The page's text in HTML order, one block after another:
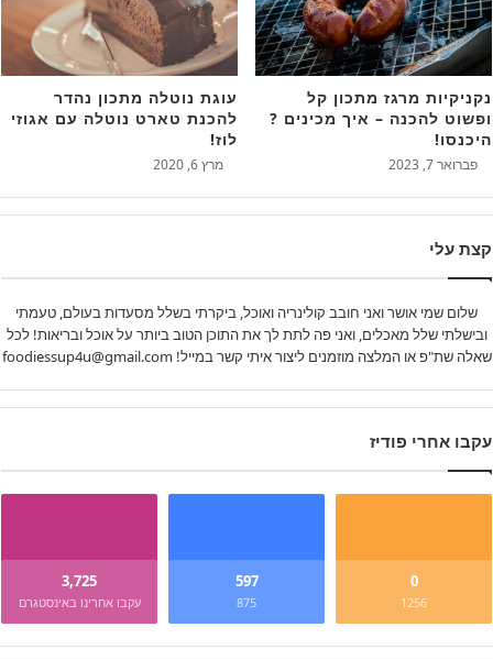
נקניקיות מרגז מתכון קל
ופשוט להכנה – איך מכינים ?
היכנסו!
פברואר 7, 2023
עוגת נוטלה מתכון נהדר
להכנת טארט נוטלה עם אגוזי
לוז!
מרץ 6, 2020
קצת עלי
שלום שמי אושר ואני חובב קולינריה ואוכל, ביקרתי בשלל מסעדות בעולם, טעמתי
ובישלתי שלל מאכלים, ואני פה לתת לך את התוכן הטוב ביותר על אוכל ובריאות! לכל
שאלה שת"פ או המלצה מוזמנים ליצור איתי קשר במייל! foodiessup4u@gmail.com
עקבו אחרי פודיז
0
1256
597
875
3,725
עקבו אחרינו באינסטגרם